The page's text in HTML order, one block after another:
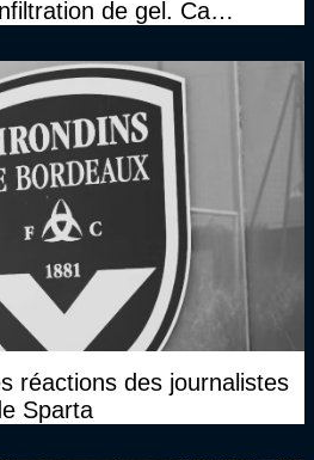
de gel. Ca
réactions des journalistes
Sparta